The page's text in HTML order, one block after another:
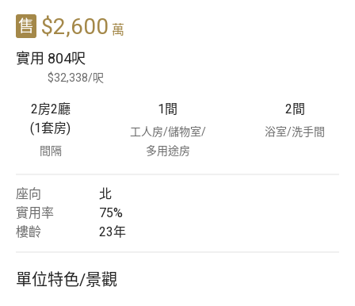
豪宅分行
售 $2,600 萬
實用 804呎
$32,338/呎
2房2廳
(1套房)
間隔
1 間
工人房/儲物室/
多用途房
2間
浴室/洗手間
座向
北
實用率
75%
樓齡
23年
單位特色/景觀